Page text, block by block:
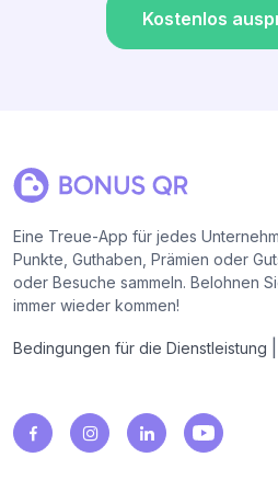
Kostenlos
Eine Treue-App für jedes
Punkte, Guthaben, Prämien oder
oder Besuche sammeln. Belohnen
immer wieder kommen!
Bedingungen für die Dienstleistung